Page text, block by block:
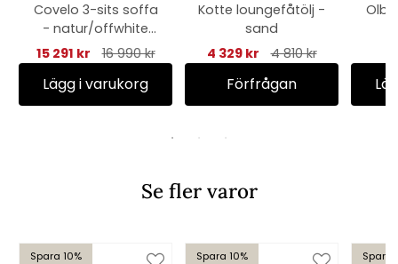
Covelo 3-sits soffa
- natur/offwhite
dyna
15 291 kr 16 990 kr
Lägg i varukorg
Kotte loungefåtölj -
sand
4 329 kr
4 810 kr
Förfrågan
Se fler varor
Spara 10% Spara 10% Spara